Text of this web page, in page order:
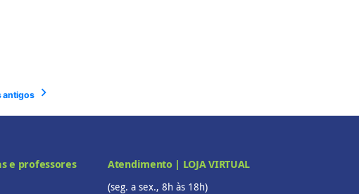
antigos
e professores Atendimento | LOJA VIRTUAL
(seg. a sex., 8h às 18h)